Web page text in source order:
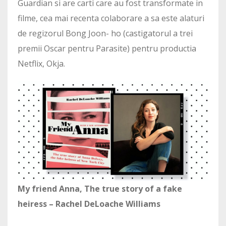
Guardian si are carti care au fost transformate in
filme, cea mai recenta colaborare a sa este alaturi
de regizorul Bong Joon- ho (castigatorul a trei
premii Oscar pentru Parasite) pentru productia
Netflix, Okja.
My friend Anna, The true story of a fake
heiress – Rachel DeLoache Williams